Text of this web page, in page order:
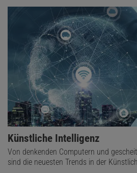
Künstliche Intelligenz
Von denkenden Computern und
sind die neuesten Trends in der